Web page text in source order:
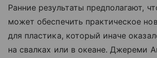
Ранние результаты предполагают,
может обеспечить практическое
для пластика, который иначе
на свалках или в океане. Джереми